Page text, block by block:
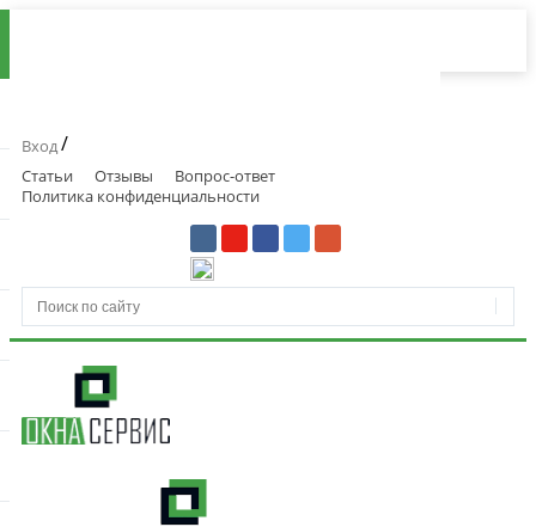
Вход/
Статьи Отзывы
Вопрос-ответ
Политика конфиденциальности